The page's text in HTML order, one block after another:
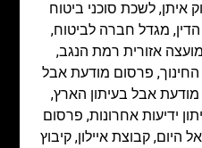
איתן,לשכת סוכני ביטוח
, מגדל חברה לביטוח,
מועצה אזורית רמת הנגב,
, פרסום מודעת אבל
אבל בעיתון הארץ,
ידיעות אחרונות, פרסום
היום, קבוצת איילון, קיבוץ